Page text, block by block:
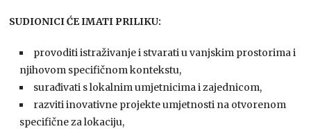
SUDIONICI ĆЕ IMATI PRILIKU:
provoditi istraživanje i stvarati u vanjskim prostorima i
njihovom specifičnom kontekstu,
surađivati s lokalnim umjetnicima i zajednicom,
razviti inovativne projekte umjetnosti na otvorenom
specifične za lokaciju,